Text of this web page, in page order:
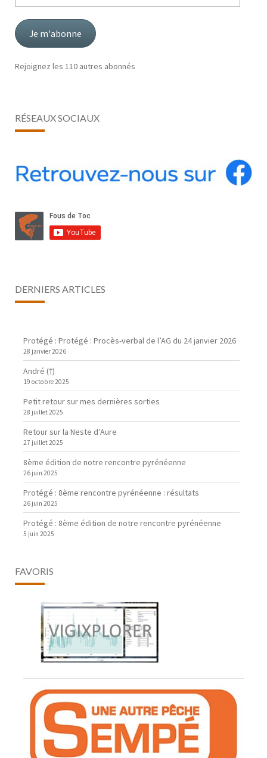
adresse
mail
Je m'abonne
Rejoignez les 110 autres abonnés
RÉSEAUX SOCIAUX
DERNIERS ARTICLES
Protégé : Protégé : Procès-verbal de l’AG du 24 janvier 2026
28 janvier 2026
André (†)
19 octobre 2025
Petit retour sur mes dernières sorties
28 juillet 2025
Retour sur la Neste d’Aure
27 juillet 2025
8ème édition de notre rencontre pyrénéenne
26 juin 2025
Protégé : 8ème rencontre pyrénéenne : résultats
26 juin 2025
Protégé : 8ème édition de notre rencontre pyrénéenne
5 juin 2025
FAVORIS